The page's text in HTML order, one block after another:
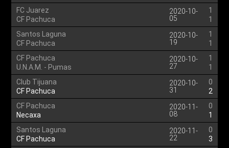
FC Juarez
CF Pachuca
2020-10-
05
1
1
Santos Laguna
CF Pachuca
2020-10-
19
1
1
CF Pachuca
U.N.A.M. - Pumas
2020-10-
27
1
1
Club Tijuana
CF Pachuca
2020-10-
31
0
2
CF Pachuca
Necaxa
2020-11-
08
0
1
Santos Laguna
CF Pachuca
2020-11-
22
0
3